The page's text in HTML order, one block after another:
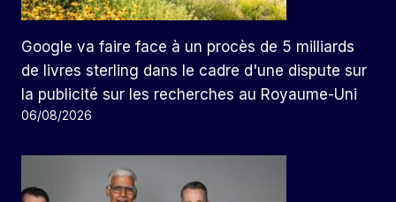
Google va faire face à un procès de 5 milliards
de livres sterling dans le cadre d'une dispute sur
la publicité sur les recherches au Royaume-Uni
06/08/2026